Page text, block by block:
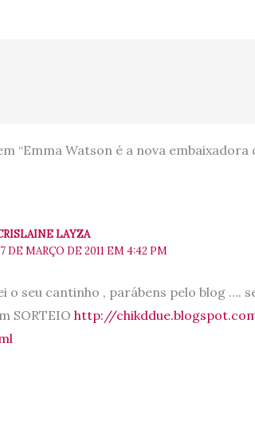
“Emma Watson é a nova embaixadora
LAYZA
DE MARÇO DE 2011 EM 4:42 PM
o seu cantinho , parábens pelo blog ….
SORTEIO http://